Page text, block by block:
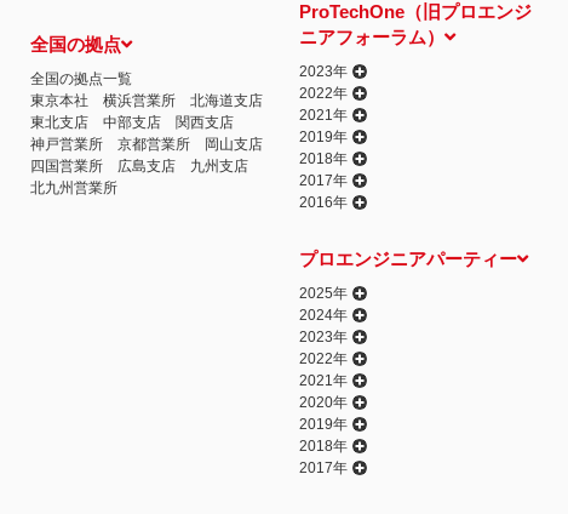
失またはき損の防止と是正、その他個人情報の安全管理のために必要かつ適切な措置
相談等の問合せ先
窓口
全国の拠点
全国の拠点一覧
東京本社
横浜営業所
北海道支店
東北支店
中部支店
関西支店
神戸営業所
京都営業所
岡山支店
四国営業所
広島支店
九州支店
北九州営業所
ProTechOne（旧プロエンジ
ニアフォーラム）
2023年
2022年
2021年
2019年
2018年
2017年
2016年
プロエンジニアパーティー
2025年
2024年
2023年
2022年
2021年
2020年
2019年
2018年
2017年